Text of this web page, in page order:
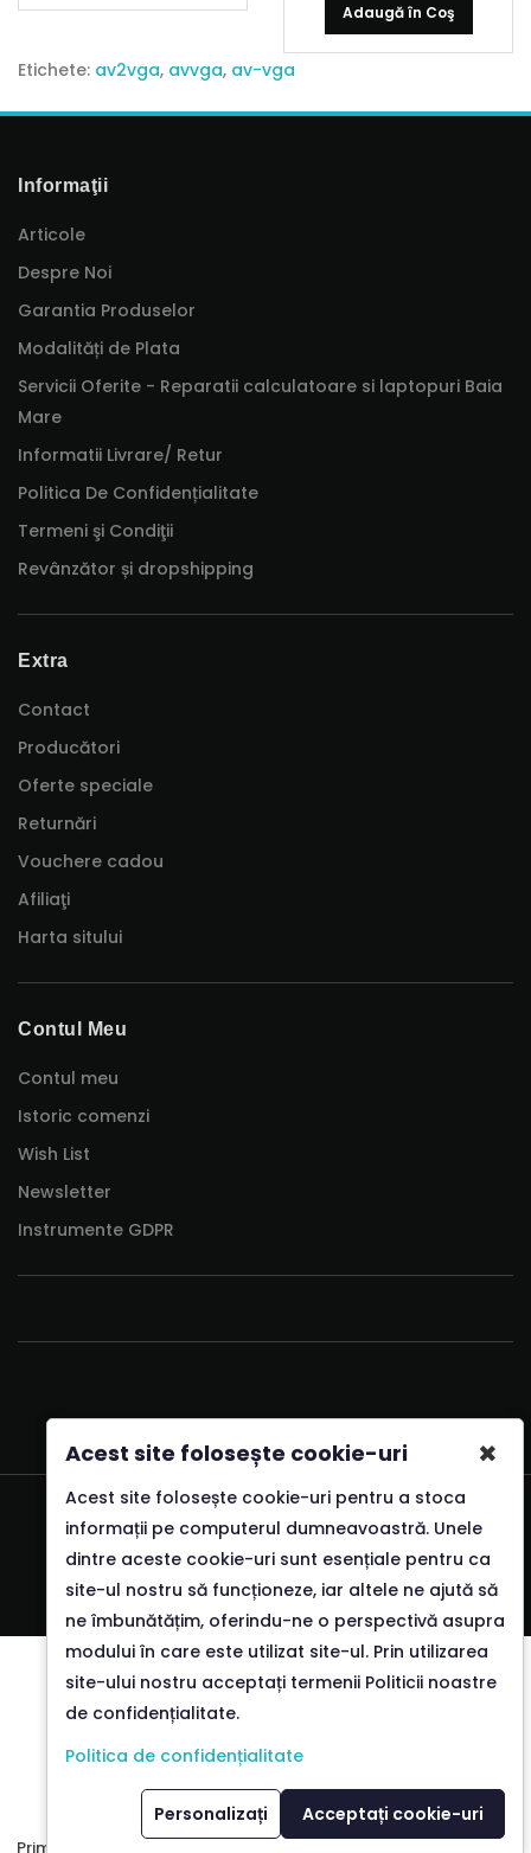
Prima Pagină
0
Adaugă în Coş
Etichete: av2vga, avvga, av-vga
Informaţii
Articole
Despre Noi
Garantia Produselor
Modalități de Plata
Servicii Oferite - Reparatii calculatoare si laptopuri Baia
Mare
Informatii Livrare/ Retur
Politica De Confidențialitate
Termeni şi Condiţii
Revânzător și dropshipping
Extra
Contact
Producători
Oferte speciale
Returnări
Vouchere cadou
Afiliaţi
Harta sitului
Contul Meu
Contul meu
Istoric comenzi
Wish List
Newsletter
Instrumente GDPR
Realizat si intretinut de PlusComputer
Acest site folosește cookie-uri ✖
Acest site folosește cookie-uri pentru a stoca
informații pe computerul dumneavoastră. Unele
dintre aceste cookie-uri sunt esențiale pentru ca
site-ul nostru să funcționeze, iar altele ne ajută să
ne îmbunătățim, oferindu-ne o perspectivă asupra
modului în care este utilizat site-ul. Prin utilizarea
site-ului nostru acceptați termenii Politicii noastre
de confidențialitate.
Politica de confidențialitate
Personalizați Acceptați cookie-uri